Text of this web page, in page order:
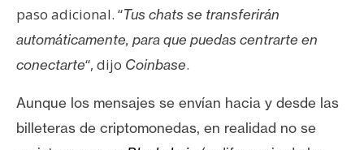
paso adicional. “Tus chats se transferirán
automáticamente, para que puedas centrarte en
conectarte“, dijo Coinbase.
Aunque los mensajes se envían hacia y desde las
billeteras de criptomonedas, en realidad no se